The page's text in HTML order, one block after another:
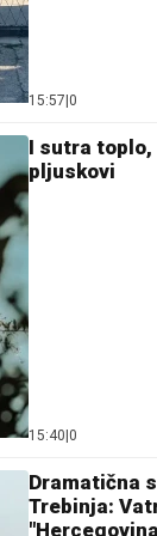
15:57 0
I sutra
pljuskovi
15:40 0
Dramatična
Trebinja: